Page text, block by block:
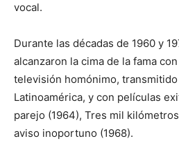
vocal.
Durante las décadas de 1960 y
alcanzaron la cima de la fama
televisión homónimo,
Latinoamérica, y con películas
parejo (1964), Tres mil
aviso inoportuno (1968).